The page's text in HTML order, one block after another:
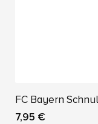
FC Bayern
7,95 €